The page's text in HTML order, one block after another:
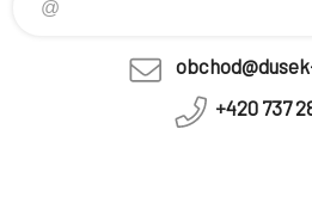
+420 737